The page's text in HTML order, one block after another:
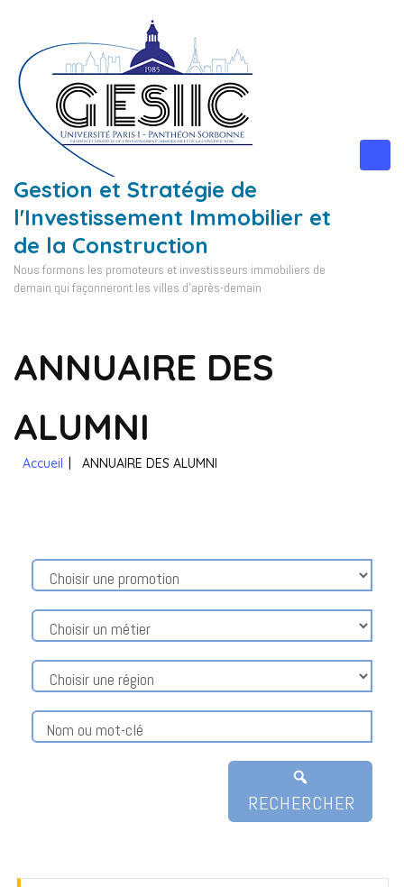
contenu
(Pressez
Entrée)
Gestion et Stratégie de
l'Investissement Immobilier et
de la Construction
Nous formons les promoteurs et investisseurs immobiliers de
demain qui façonneront les villes d'après-demain
ANNUAIRE DES
ALUMNI
Accueil ANNUAIRE DES ALUMNI
RECHERCHER